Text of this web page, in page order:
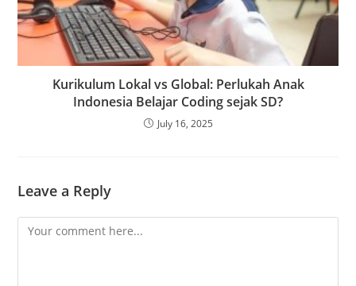
Kurikulum Lokal vs Global: Perlukah Anak
Indonesia Belajar Coding sejak SD?
July 16, 2025
Leave a Reply
Comment